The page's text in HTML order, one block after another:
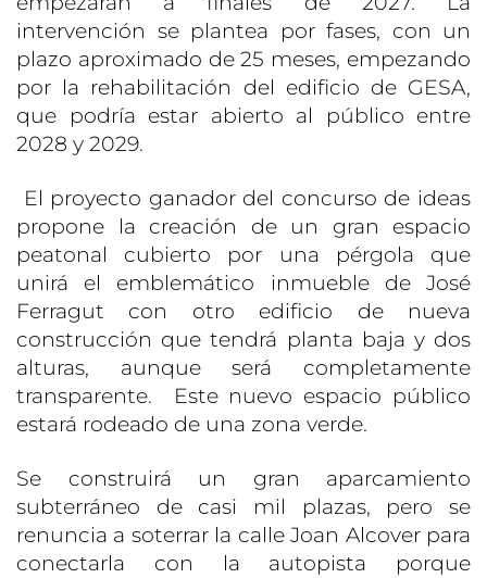
intervención se plantea por fases, con un
plazo aproximado de 25 meses, empezando
por la rehabilitación del edificio de GESA,
que podría estar abierto al público entre
2028 y 2029.
El proyecto ganador del concurso de ideas
propone la creación de un gran espacio
peatonal cubierto por una pérgola que
unirá el emblemático inmueble de José
Ferragut con otro edificio de nueva
construcción que tendrá planta baja y dos
alturas, aunque será completamente
transparente. Este nuevo espacio público
estará rodeado de una zona verde.
Se construirá un gran aparcamiento
subterráneo de casi mil plazas, pero se
renuncia a soterrar la calle Joan Alcover para
conectarla con la autopista porque